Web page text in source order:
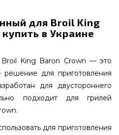
для Broil King
в Украине
Broil King Baron Crown — это
для приготовления
для двустороннего
подходит для грилей
для приготовления